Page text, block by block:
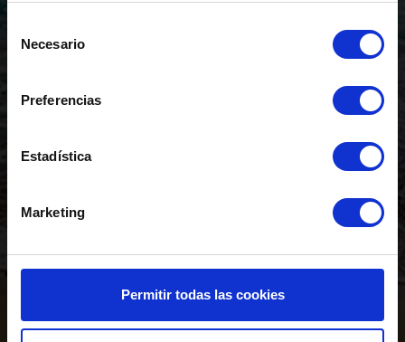
Necesario
Preferencias
Estadística
Marketing
Permitir todas las cookies
Años construyendo Atención comercial
Personalización